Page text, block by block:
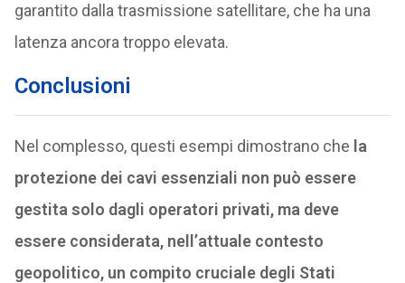
garantito dalla trasmissione satellitare, che ha una
latenza ancora troppo elevata.
Conclusioni
Nel complesso, questi esempi dimostrano che la
protezione dei cavi essenziali non può essere
gestita solo dagli operatori privati, ma deve
essere considerata, nell’attuale contesto
geopolitico, un compito cruciale degli Stati